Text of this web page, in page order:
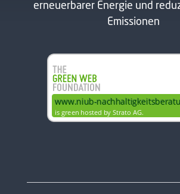
erneuerbarer Energie und
Emissionen